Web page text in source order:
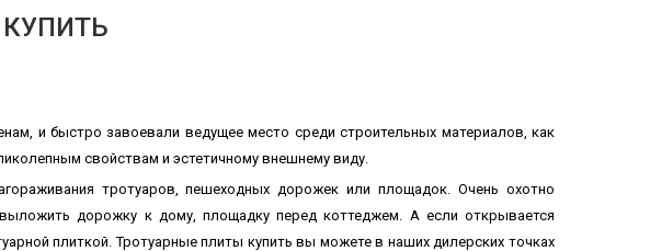
и быстро завоевали ведущее место среди строительных материалов, как
свойствам и эстетичному внешнему виду.
тротуаров, пешеходных дорожек или площадок. Очень охотно
дорожку к дому, площадку перед коттеджем. А если открывается
плиткой. Тротуарные плиты купить вы можете в наших дилерских точках